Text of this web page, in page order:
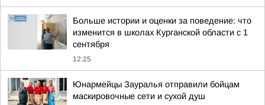
Больше истории и оценки за поведение: что
изменится в школах Курганской области с 1
сентября
12:25
Юнармейцы Зауралья отправили бойцам
маскировочные сети и сухой душ